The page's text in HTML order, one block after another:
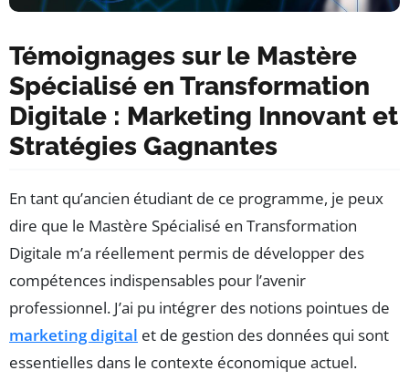
Témoignages sur le Mastère
Spécialisé en Transformation
Digitale : Marketing Innovant et
Stratégies Gagnantes
En tant qu’ancien étudiant de ce programme, je peux
dire que le Mastère Spécialisé en Transformation
Digitale m’a réellement permis de développer des
compétences indispensables pour l’avenir
professionnel. J’ai pu intégrer des notions pointues de
marketing digital et de gestion des données qui sont
essentielles dans le contexte économique actuel.